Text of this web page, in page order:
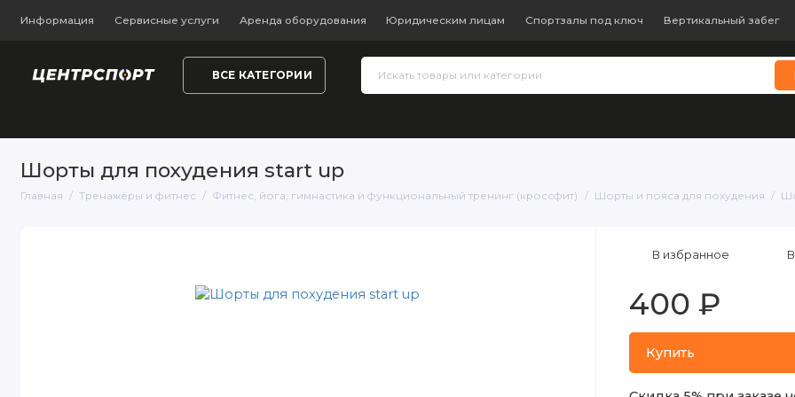
Информация Сервисные услуги Аренда оборудования Юридическим лицам Спортзалы под ключ Вертикальный забег
ВСЕ КАТЕГОРИИ
Шорты для похудения start up
Главная Тренажёры и фитнес Фитнес, йога, гимнастика и функциональный тренинг (кроссфит) Шорты и пояса для похудения
400 ₽
Купить
В избранное